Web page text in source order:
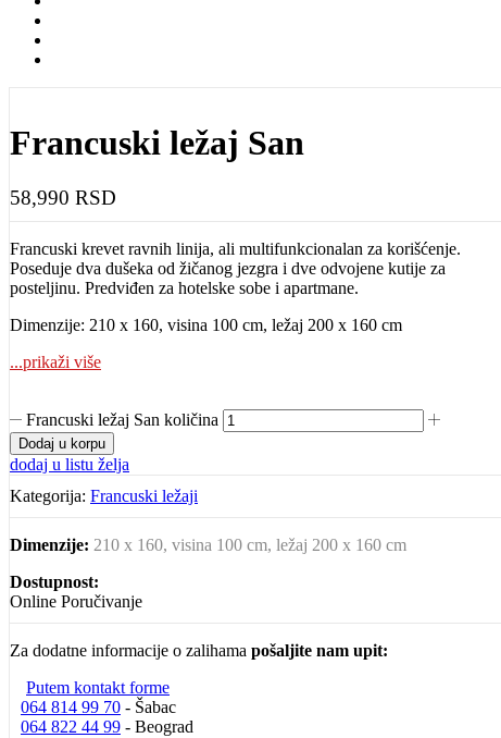
Francuski ležaj San
58,990 RSD
Francuski krevet ravnih linija, ali multifunkcionalan za korišćenje.
Poseduje dva dušeka od žičanog jezgra i dve odvojene kutije za
posteljinu. Predviđen za hotelske sobe i apartmane.
Dimenzije: 210 x 160, visina 100 cm, ležaj 200 x 160 cm
...prikaži više
Francuski ležaj San količina
Dodaj u korpu
dodaj u listu želja
Kategorija: Francuski ležaji
Dimenzije: 210 x 160, visina 100 cm, ležaj 200 x 160 cm
Dostupnost:
Online Poručivanje
Za dodatne informacije o zalihama pošaljite nam upit:
Putem kontakt forme
064 814 99 70 - Šabac
064 822 44 99 - Beograd